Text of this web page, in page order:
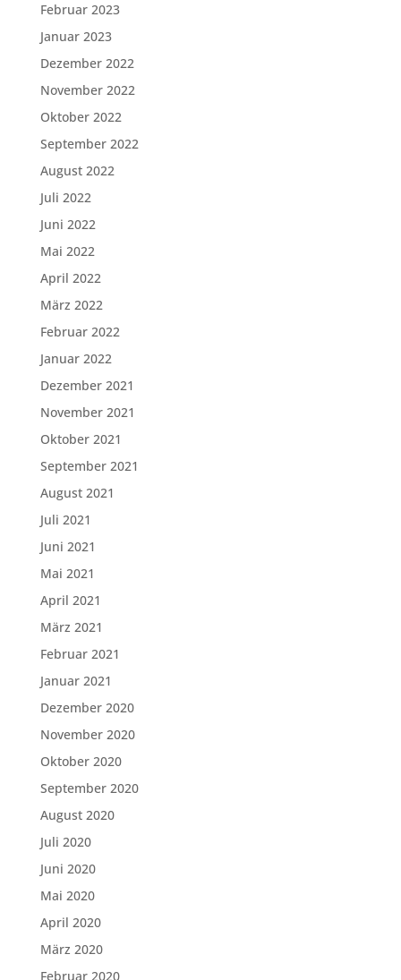
Februar 2023
Januar 2023
Dezember 2022
November 2022
Oktober 2022
September 2022
August 2022
Juli 2022
Juni 2022
Mai 2022
April 2022
März 2022
Februar 2022
Januar 2022
Dezember 2021
November 2021
Oktober 2021
September 2021
August 2021
Juli 2021
Juni 2021
Mai 2021
April 2021
März 2021
Februar 2021
Januar 2021
Dezember 2020
November 2020
Oktober 2020
September 2020
August 2020
Juli 2020
Juni 2020
Mai 2020
April 2020
März 2020
Februar 2020